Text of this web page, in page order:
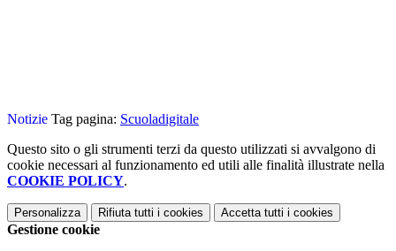
Notizie Tag pagina: Scuoladigitale
Questo sito o gli strumenti terzi da questo utilizzati si avvalgono di
cookie necessari al funzionamento ed utili alle finalità illustrate nella
COOKIE POLICY.
Personalizza Rifiuta tutti i cookies Accetta tutti i cookies
Gestione cookie